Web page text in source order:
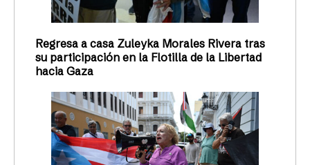
Regresa a casa Zuleyka Morales Rivera tras
su participación en la Flotilla de la Libertad
hacia Gaza